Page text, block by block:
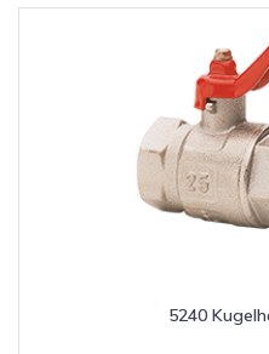
5240